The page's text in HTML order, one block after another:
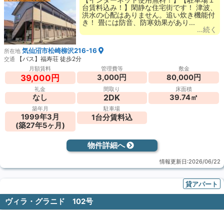
台賃料込み！】閑静な住宅街です！ 津波、
洪水の心配はありません。追い炊き機能付
き！ 畳には防音、防寒効果があり...
…続く
所在地 気仙沼市松崎柳沢216-16
交通 【バス】福寿荘 徒歩2分
月額賃料
39,000円
管理費等
3,000円
敷金
80,000円
礼金
なし
間取り
2DK
床面積
39.74㎡
築年月
1999年3月
(築27年5ヶ月)
駐車場
1台分賃料込
物件詳細へ
情報更新日:2026/06/22
貸アパート
ヴィラ・グラニド 102号